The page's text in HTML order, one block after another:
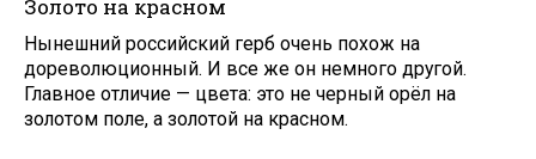
Золото на красном
Нынешний российский герб очень похож на
дореволюционный. И все же он немного другой.
Главное от­личие — цвета: это не черный орёл на
золотом поле, а золотой на крас­ном.